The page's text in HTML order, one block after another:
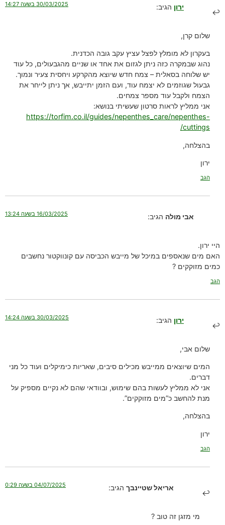
ירון הגיב: 30/03/2025 בשעה 14:27
שלום קרן,
בעקרון לא מומלץ לפצל עציץ עקב גובה הכדנית.
נהוג שבמקרה כזה ניתן לגזום את אחד או שניים מהגבעולים, כל עוד
יש שלוחה בסאלית – צמח חדש שיוצא מהקרקע ויחסית צעיר ונמוך.
גבעול שגוזמים לא יצמח עוד, ועם הזמן יתייבש, אך ניתן לייחר את
הצמח ולקבל עוד מספר צמחים.
אני ממליץ לראות סרטון שעשיתי בנושא:
https://torfim.co.il/guides/nepenthes_care/nepenthes-
cuttings/
בהצלחה,
ירון
הגב
אבי מולה הגיב: 16/03/2025 בשעה 13:24
היי ירון.
האם מים שנאספים במיכל של מייבש הכביסה עם קונווקטור נחשבים
כמים מזוקקים ?
הגב
ירון הגיב: 30/03/2025 בשעה 14:24
שלום אבי,
המים שיוצאים ממייבש מכילים סיבים, שאריות כימיקלים ועוד כל מני
דברים.
אני לא ממליץ לעשות בהם שימוש, ובוודאי שהם לא נקיים מספיק על
מנת להחשב כ”מים מזוקקים”.
בהצלחה,
ירון
הגב
אריאל שטיינבך הגיב: 04/07/2025 בשעה 0:29
מי מזגן זה טוב ?